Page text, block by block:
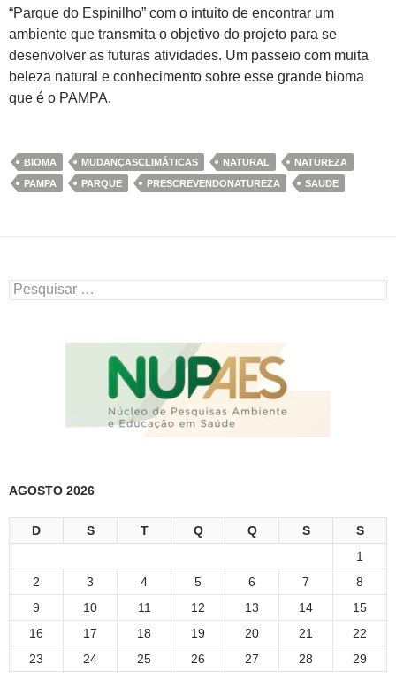
“Parque do Espinilho” com o intuito de encontrar um
ambiente que transmita o objetivo do projeto para se
desenvolver as futuras atividades. Um passeio com muita
beleza natural e conhecimento sobre esse grande bioma
que é o PAMPA.
BIOMA MUDANÇASCLIMÁTICAS NATURAL
NATUREZA
PAMPA
PARQUE PRESCREVENDONATUREZA SAUDE
Pesquisar
por:
AGOSTO 2026
D S T Q Q S
S
1
2
3 4 5 6 7
8
9
10 11 12 13 14
15
16
17 18 19 20 21
22
23
24 25 26 27 28 29